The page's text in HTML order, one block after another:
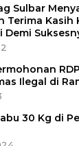
Sulbar
Terima Kasih
Ilegal di
30 Kg di